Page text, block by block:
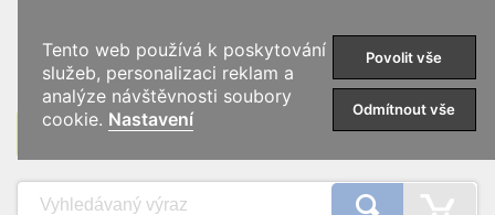
KATEGORIE
Tento web používá k poskytování
služeb, personalizaci reklam a
analýze návštěvnosti soubory
cookie. Nastavení
Povolit vše
Odmítnout vše